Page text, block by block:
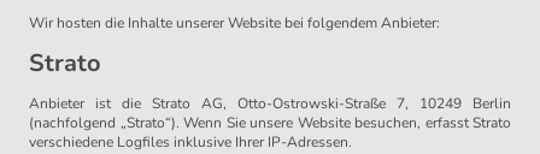
Wir hosten die Inhalte unserer Website bei folgendem Anbieter:
Strato
Anbieter ist die Strato AG, Otto-Ostrowski-Straße 7, 10249 Berlin
(nachfolgend „Strato“). Wenn Sie unsere Website besuchen, erfasst Strato
verschiedene Logfiles inklusive Ihrer IP-Adressen.